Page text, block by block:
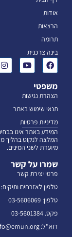
אודות
הרצאות
תרומה
בינה צרכנית
משפטי
הצהרת נגישות
תנאי שימוש באתר
מדיניות פרטיות
המידע באתר אינו
המלצה לנקוט בהליך
מיועדת לשני המינים.
שמרו על קשר
פרטי יצירת קשר
טלפון לאזרחים ותיקים: 074-7002200
טלפון: 03-5606069
פקס. 03-5601384
דוא"ל: info@emun.org